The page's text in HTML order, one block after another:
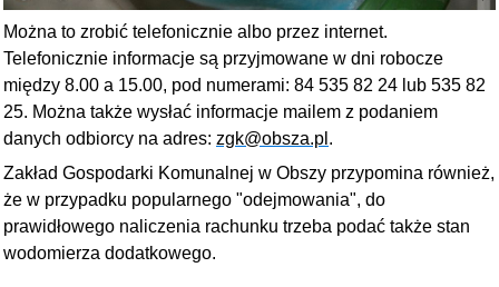
Można to zrobić telefonicznie albo przez internet.
Telefonicznie informacje są przyjmowane w dni robocze
między 8.00 a 15.00, pod numerami: 84 535 82 24 lub 535 82
25. Można także wysłać informacje mailem z podaniem
danych odbiorcy na adres: zgk@obsza.pl .
Zakład Gospodarki Komunalnej w Obszy przypomina również,
że w przypadku popularnego "odejmowania", do
prawidłowego naliczenia rachunku trzeba podać także stan
wodomierza dodatkowego.